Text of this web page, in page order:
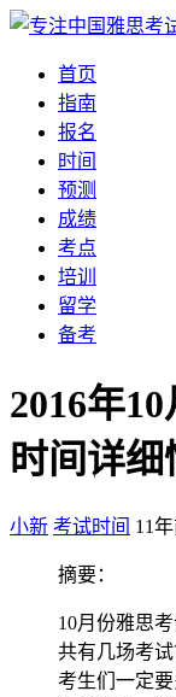
首页
指南
报名
时间
预测
成绩
考点
培训
留学
备考
2016年
时间详细
小新 考试时间 11
摘要：
10月份雅思
共有几场考
考生们一定